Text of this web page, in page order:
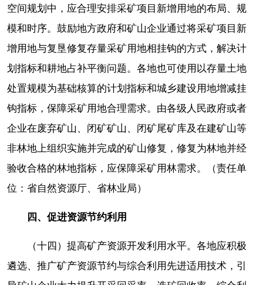
空间规划中，应合理安排采矿项目新增用地的布局、规
模和时序。鼓励地方政府和矿山企业通过将采矿项目新
增用地与复垦修复存量采矿用地相挂钩的方式，解决计
划指标和耕地占补平衡问题。各地也可使用以存量土地
处置规模为基础核算的计划指标和城乡建设用地增减挂
钩指标，保障采矿用地合理需求。由各级人民政府或者
企业在废弃矿山、闭矿矿山、闭矿尾矿库及在建矿山等
非林地上组织实施并完成的矿山修复，修复为林地并经
验收合格的林地指标，应保障采矿用林需求。（责任单
位：省自然资源厅、省林业局）
四、促进资源节约利用
（十四）提高矿产资源开发利用水平。各地应积极
遴选、推广矿产资源节约与综合利用先进适用技术，引